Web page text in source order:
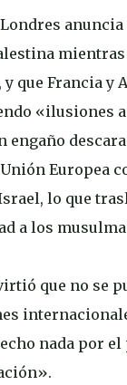
y que Francia y
«ilusiones
engaño
Europea
lo que
a los
que no se
nada por